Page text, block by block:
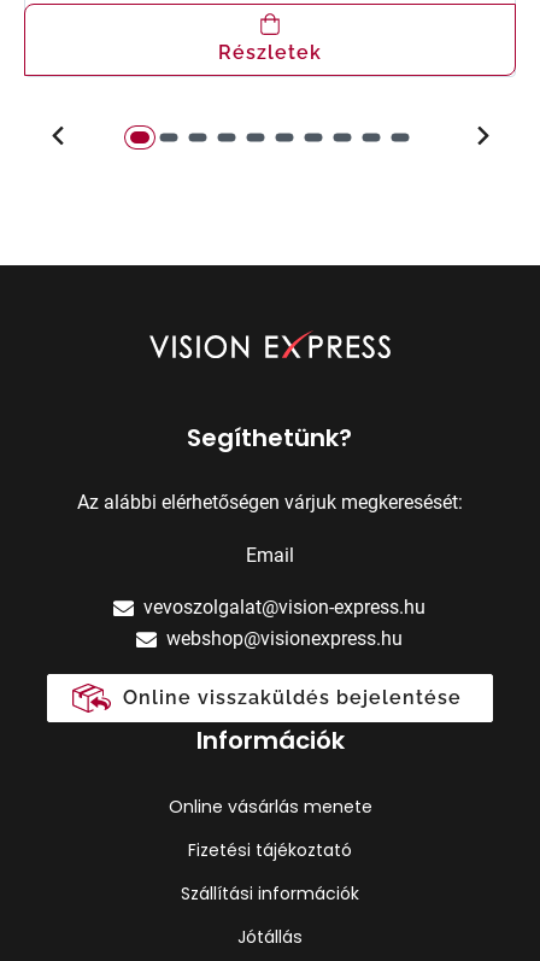
Részletek
Segíthetünk?
Az alábbi elérhetőségen várjuk megkeresését:
Email
vevoszolgalat@vision-express.hu
webshop@visionexpress.hu
Online visszaküldés bejelentése
Információk
Online vásárlás menete
Fizetési tájékoztató
Szállítási információk
Jótállás